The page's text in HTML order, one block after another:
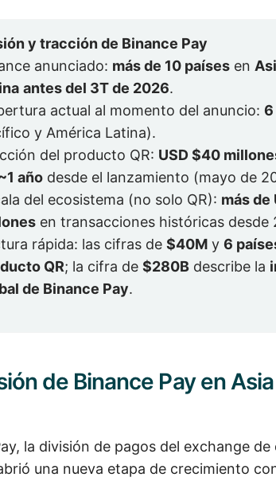
y tracción de Binance Pay
anunciado: más de 10 paísesen
antes del 3T de 2026.
actual al momento del anuncio: 6
y América Latina).
del producto QR: USD $40
añodesde el lanzamiento (mayo de
del ecosistema (no solo QR): más de
en transacciones históricas desde
rápida: las cifras de $40My 6
QR; la cifra de $280Bdescribe la
de Binance Pay.
de Binance Pay en
la división de pagos del exchange
una nueva etapa de crecimiento